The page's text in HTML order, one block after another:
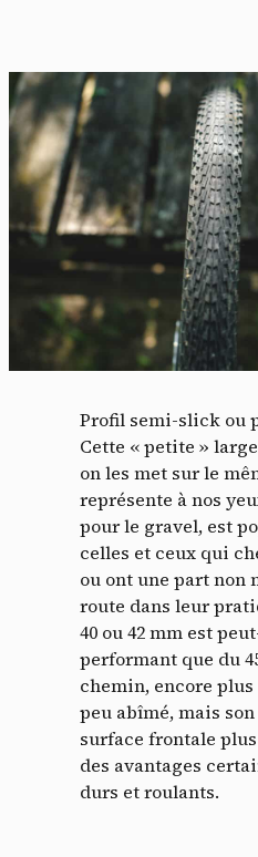
Profil semi-slick ou
Cette « petite »
on les met sur le
représente à nos
pour le gravel, est
celles et ceux qui
ou ont une part non
route dans leur
40 ou 42 mm est
performant que du
chemin, encore
peu abîmé, mais
surface frontale
des avantages
durs et roulants.